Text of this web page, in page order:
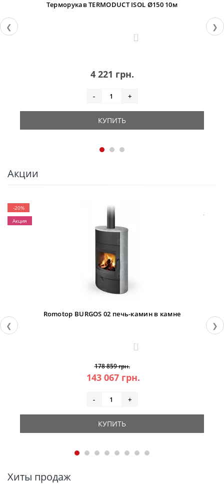
❮
Терморукав TERMODUCT ISOL Ø150 10м
0
4 221 грн.
- +
КУПИТЬ
❯
Акции
❮
-20%
Акция
Romotop BURGOS 02 печь-камин в камне
3
178 859 грн.
143 067 грн.
- +
КУПИТЬ
❯
Хиты продаж